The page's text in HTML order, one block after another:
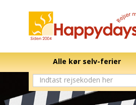
Alle kør selv-ferier